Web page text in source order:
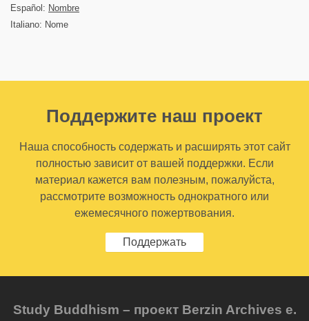
Español: Nombre
Italiano: Nome
Поддержите наш проект
Наша способность содержать и расширять этот сайт
полностью зависит от вашей поддержки. Если
материал кажется вам полезным, пожалуйста,
рассмотрите возможность однократного или
ежемесячного пожертвования.
Поддержать
Study Buddhism – проект Berzin Archives e.